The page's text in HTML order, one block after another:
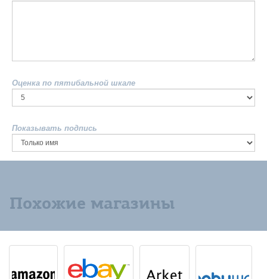
Оценка по пятибальной шкале
Показывать подпись
Похожие магазины